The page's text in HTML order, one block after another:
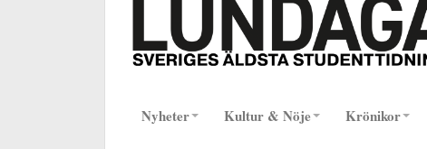
Nyheter Kultur & Nöje Krönikor